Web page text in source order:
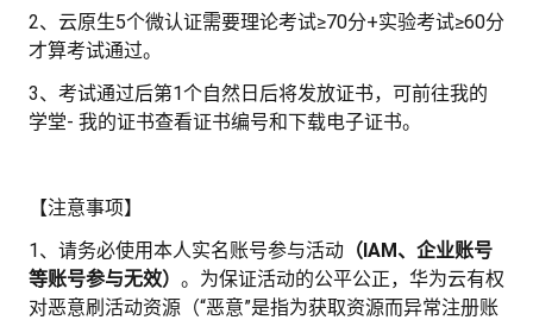
2、云原生5个微认证需要理论考试≥70分+实验考试≥60分
才算考试通过。
3、考试通过后第1个自然日后将发放证书，可前往我的
学堂- 我的证书查看证书编号和下载电子证书。
【注意事项】
1、请务必使用本人实名账号参与活动 （IAM、企业账号
等账号参与无效） 。为保证活动的公平公正，华为云有权
对恶意刷活动资源（“恶意”是指为获取资源而异常注册账